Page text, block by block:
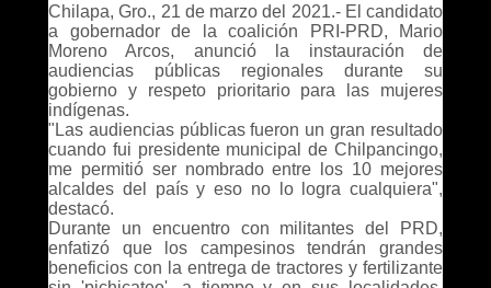
Chilapa, Gro., 21 de marzo del 2021.- El candidato
a gobernador de la coalición PRI-PRD, Mario
Moreno Arcos, anunció la instauración de
audiencias públicas regionales durante su
gobierno y respeto prioritario para las mujeres
indígenas.
"Las audiencias públicas fueron un gran resultado
cuando fui presidente municipal de Chilpancingo,
me permitió ser nombrado entre los 10 mejores
alcaldes del país y eso no lo logra cualquiera",
destacó.
Durante un encuentro con militantes del PRD,
enfatizó que los campesinos tendrán grandes
beneficios con la entrega de tractores y fertilizante